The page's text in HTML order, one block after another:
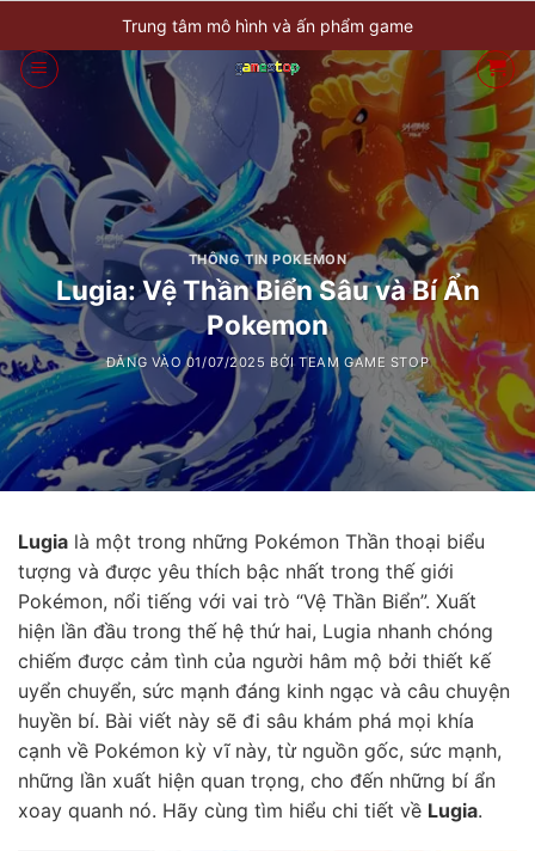
qua
nội
dung
Trung tâm mô hình và ấn phẩm game
THÔNG TIN POKEMON
Lugia: Vệ Thần Biển Sâu và Bí Ẩn
Pokemon
ĐĂNG VÀO01/07/2025 BỞITEAM GAME STOP
Lugia là một trong những Pokémon Thần thoại biểu
tượng và được yêu thích bậc nhất trong thế giới
Pokémon, nổi tiếng với vai trò “Vệ Thần Biển”. Xuất
hiện lần đầu trong thế hệ thứ hai, Lugia nhanh chóng
chiếm được cảm tình của người hâm mộ bởi thiết kế
uyển chuyển, sức mạnh đáng kinh ngạc và câu chuyện
huyền bí. Bài viết này sẽ đi sâu khám phá mọi khía
cạnh về Pokémon kỳ vĩ này, từ nguồn gốc, sức mạnh,
những lần xuất hiện quan trọng, cho đến những bí ẩn
xoay quanh nó. Hãy cùng tìm hiểu chi tiết về Lugia.